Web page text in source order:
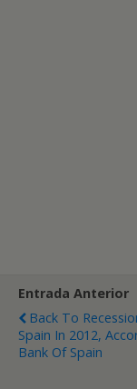
Entrada Anterior
Back To
Spain In 2012,
Bank Of Spain